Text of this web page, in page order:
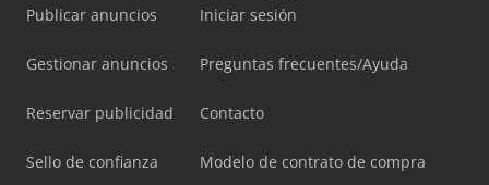
Publicar anuncios
Gestionar anuncios
Reservar publicidad
Sello de confianza
Iniciar sesión
Preguntas frecuentes/Ayuda
Contacto
Modelo de contrato de compra